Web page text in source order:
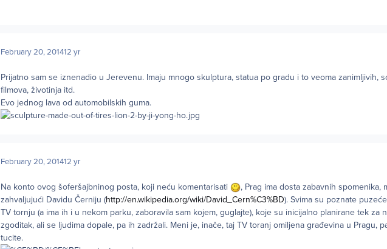
February 20, 201412 yr
Prijatno sam se iznenadio u Jerevenu. Imaju mnogo skulptura, statua po gradu i to veoma zanimljivih,
filmova, životinja itd.
Evo jednog lava od automobilskih guma.
February 20, 201412 yr
Na konto ovog šoferšajbninog posta, koji neću komentarisati
, Prag ima dosta zabavnih spomenika,
zahvaljujući Davidu Černiju (http://en.wikipedia.org/wiki/David_Cern%C3%BD). Svima su poznate
TV tornju (a ima ih i u nekom parku, zaboravila sam kojem, guglajte), koje su inicijalno planirane tek za
zgoditak, ali se ljudima dopale, pa ih zadržali. Meni je, inače, taj TV toranj omiljena građevina u Pragu,
tucite.